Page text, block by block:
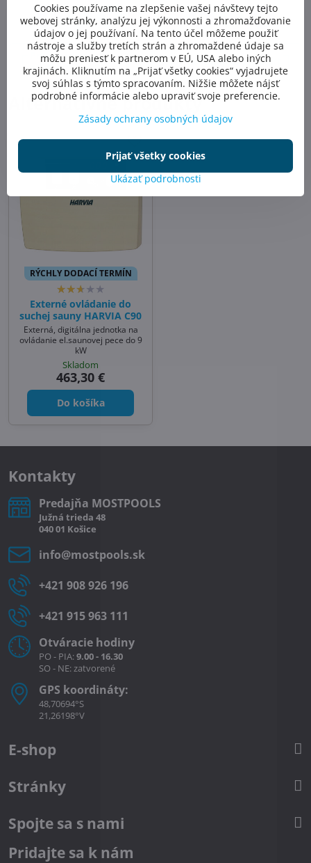
FacebookTwitterBlueskyPinterestRedditLinkedInWhatsApp
E-
mail
Predchádzajúci
produkt
Nasledujúci produkt
Alternatívne produkty
RÝCHLY DODACÍ TERMÍN
Externé ovládanie do
suchej sauny HARVIA C90
Externá, digitálna jednotka na
ovládanie el.saunovej pece do 9
kW
Skladom
463,30 €
Do košíka
Kontakty
Predajňa MOSTPOOLS
Južná trieda 48
040 01 Košice
info​@mostpools​.sk
+421 908 926 196
+421 915 963 111
Otváracie hodiny
PO - PIA:9.00 - 16.30
SO - NE: zatvorené
GPS koordináty:
48,70694°S
21,26198°V
E-shop
Stránky
Spojte sa s nami
Pridajte sa k nám
Cookies používame na zlepšenie vašej návštevy tejto
webovej stránky, analýzu jej výkonnosti a zhromažďovanie
údajov o jej používaní. Na tento účel môžeme použiť
nástroje a služby tretích strán a zhromaždené údaje sa
môžu preniesť k partnerom v EÚ, USA alebo iných
krajinách. Kliknutím na „Prijať všetky cookies“ vyjadrujete
svoj súhlas s týmto spracovaním. Nižšie môžete nájsť
podrobné informácie alebo upraviť svoje preferencie.
Zásady ochrany osobných údajov
Ukázať podrobnosti
Prijať všetky cookies